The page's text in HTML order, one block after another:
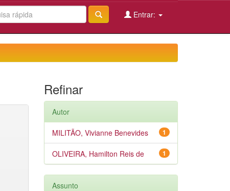
Entrar:
Refinar
Autor
1
MILITÃO, Vivianne Benevides
1
OLIVEIRA, Hamilton Reis de
Assunto